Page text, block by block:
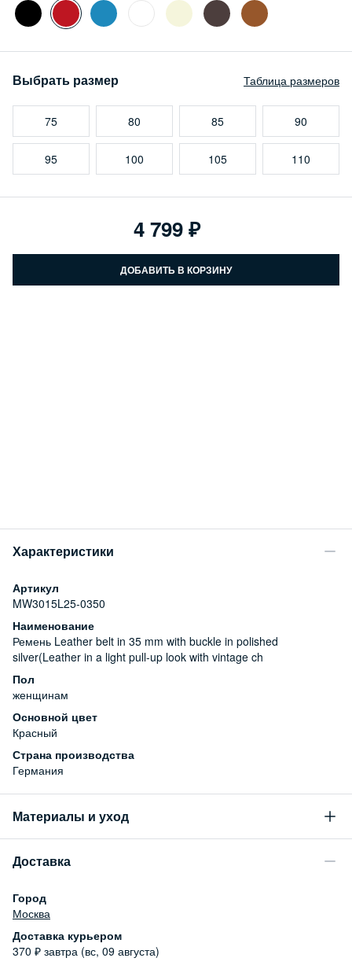
Выбрать размер Таблица размеров
75 80 85 90
95 100 105 110
ДОБАВИТЬ В КОРЗИНУ
4 799
Характеристики
Артикул
MW3015L25-0350
Наименование
Ремень Leather belt in 35 mm with buckle in polished
silver(Leather in a light pull-up look with vintage ch
Пол
женщинам
Основной цвет
Красный
Страна производства
Германия
Материалы и уход
100% натуральная кожа
Доставка
Город
Москва
Доставка курьером
370 ₽ завтра (вс, 09 августа)